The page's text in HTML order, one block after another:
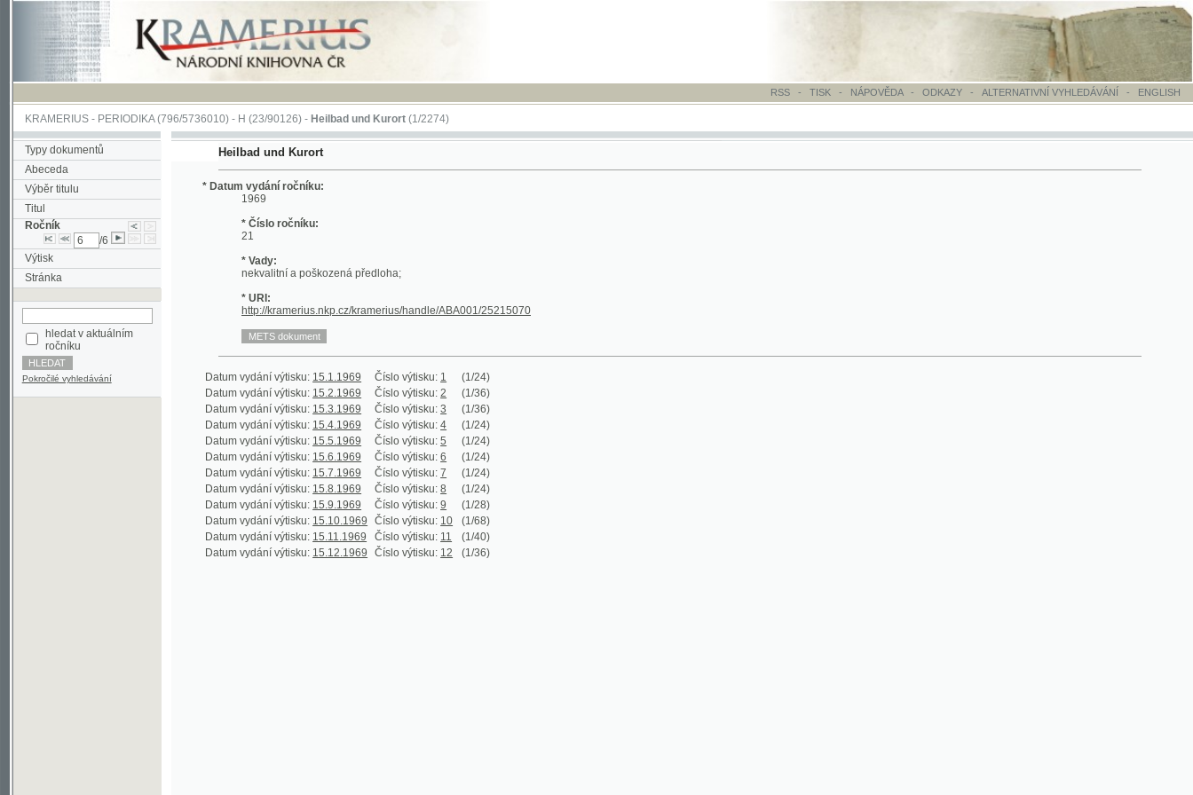
RSS - TISK-NÁPOVĚDA - ODKAZY - ALTERNATIVNÍ VYHLEDÁVÁNÍ- ENGLISH
KRAMERIUS-PERIODIKA(796/5736010) -H(23/90126) -Heilbad und Kurort(1/2274)
Typy dokumentů
Abeceda
Výběr titulu
Titul
Ročník
/6
Výtisk
Stránka
hledat v aktuálním
Pokročilé vyhledávání
Heilbad und Kurort
* Datum vydání ročníku:
1969
* Číslo ročníku:
* Vady:
* URI:
http://kramerius.nkp.cz/kramerius/handle/ABA001/25215070
Datum vydání výtisku:15.1.1969
Datum vydání výtisku:15.2.1969 Číslo výtisku:2
(1/36)
Datum vydání výtisku:15.3.1969 Číslo výtisku: (1/36)
Datum vydání výtisku:15.4.1969 Číslo výtisku: (1/24)
Datum vydání výtisku: 15.5.1969 Číslo výtisku:
(1/24)
Datum vydání výtisku: 15.6.1969 Číslo výtisku: 6 (1/24)
Datum vydání výtisku:15.7.1969 Číslo výtisku: 7 (1/24)
Datum vydání výtisku:15.8.1969 Číslo výtisku: 8 (1/24)
Datum vydání výtisku:15.9.1969 Číslo výtisku: 9
(1/28)
Datum vydání výtisku:15.10.1969 Číslo výtisku: 10 (1/68)
Datum vydání výtisku:15.11.1969 Číslo výtisku: 11
(1/40)
Datum vydání výtisku:15.12.1969 Číslo výtisku: 12 (1/36)